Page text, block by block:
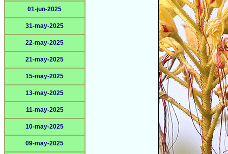
01-jun-2025
31-may-2025
22-may-2025
21-may-2025
15-may-2025
13-may-2025
11-may-2025
10-may-2025
09-may-2025